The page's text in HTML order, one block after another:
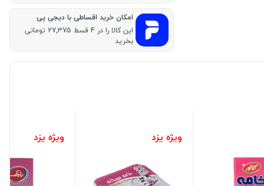
امکان خرید اقساطی با دیجی پی
این کالا را در 4 قسط 27,375 تومانی
بخرید
ویژه یزد ویژه یزد